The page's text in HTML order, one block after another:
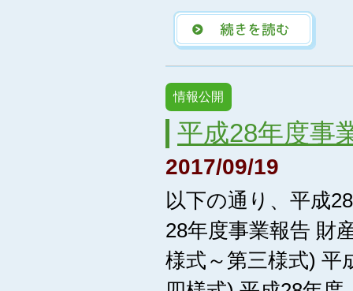
情報公開
平成28年度事
2017/09/19
以下の通り、平成
28年度事業報告 財
様式～第三様式) 平